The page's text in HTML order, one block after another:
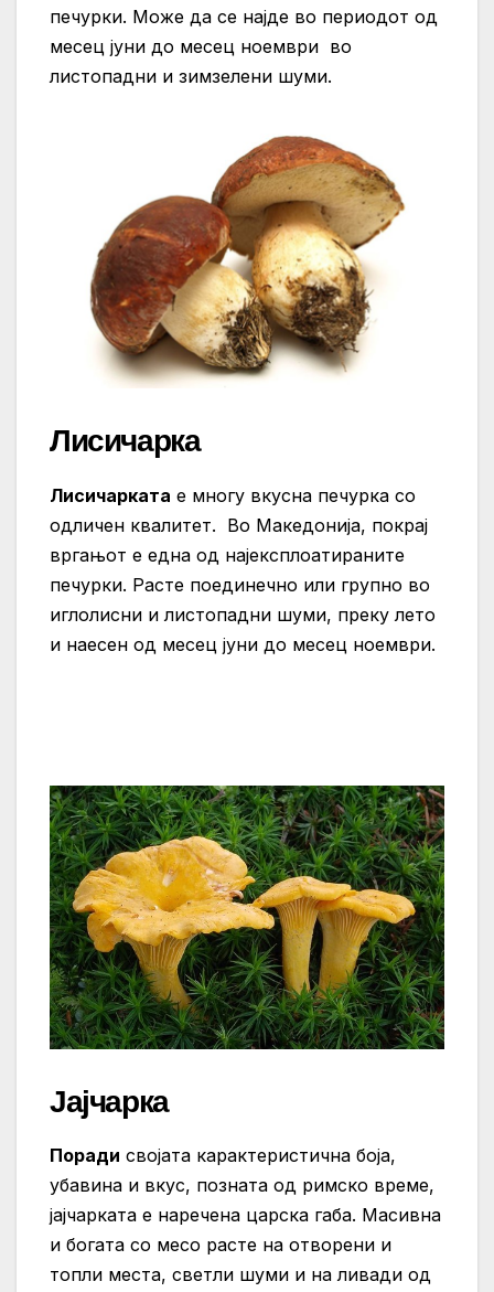
печурки. Може да се најде во периодот од
месец јуни до месец ноември во
листопадни и зимзелени шуми.
Лисичарка
Лисичарката е многу вкусна печурка со
одличен квалитет. Во Македонија, покрај
вргањот е една од најексплоатираните
печурки. Расте поединечно или групно во
иглолисни и листопадни шуми, преку лето
и наесен од месец јуни до месец ноември.
Јајчарка
Поради својата карактеристична боја,
убавина и вкус, позната од римско време,
јајчарката е наречена царска габа. Масивна
и богата со месо расте на отворени и
топли места, светли шуми и на ливади од